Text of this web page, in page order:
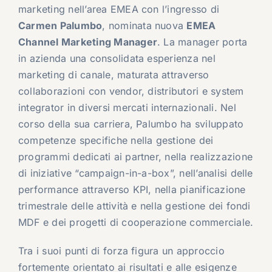
marketing nell’area EMEA con l’ingresso di
Carmen Palumbo, nominata nuova EMEA
Channel Marketing Manager. La manager porta
in azienda una consolidata esperienza nel
marketing di canale, maturata attraverso
collaborazioni con vendor, distributori e system
integrator in diversi mercati internazionali. Nel
corso della sua carriera, Palumbo ha sviluppato
competenze specifiche nella gestione dei
programmi dedicati ai partner, nella realizzazione
di iniziative “campaign-in-a-box”, nell’analisi delle
performance attraverso KPI, nella pianificazione
trimestrale delle attività e nella gestione dei fondi
MDF e dei progetti di cooperazione commerciale.
Tra i suoi punti di forza figura un approccio
fortemente orientato ai risultati e alle esigenze